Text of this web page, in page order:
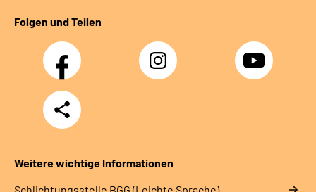
Folgen und Teilen
Facebook Instagram YouTube
Teilen
Weitere wichtige Informationen